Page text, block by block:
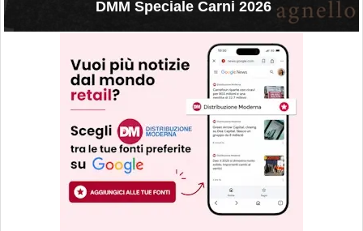
DMM Speciale Carni 2026